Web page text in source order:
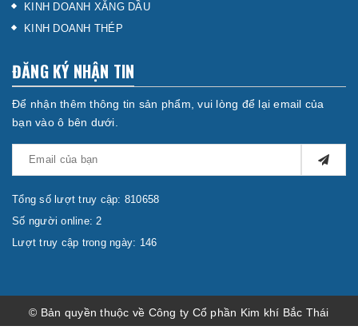
KINH DOANH XĂNG DẦU
KINH DOANH THÉP
ĐĂNG KÝ NHẬN TIN
Để nhận thêm thông tin sản phẩm, vui lòng để lại email của
bạn vào ô bên dưới.
Tổng số lượt truy cập: 810658
Số người online: 2
Lượt truy cập trong ngày: 146
© Bản quyền thuộc về Công ty Cổ phần Kim khí Bắc Thái